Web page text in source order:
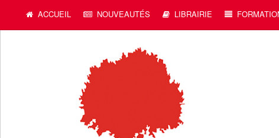
ACCUEIL NOUVEAUTÉS LIBRAIRIE